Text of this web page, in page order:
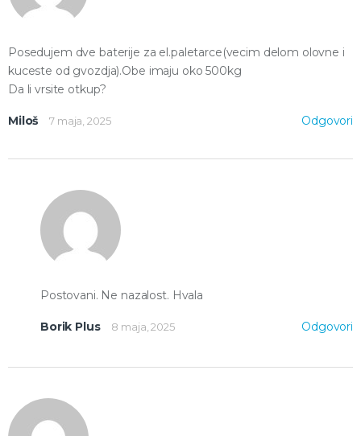
Posedujem dve baterije za el.paletarce(vecim delom olovne i
kuceste od gvozdja).Obe imaju oko 500kg
Da li vrsite otkup?
Miloš 7 maja, 2025 Odgovori
Postovani. Ne nazalost. Hvala
Borik Plus 8 maja, 2025 Odgovori